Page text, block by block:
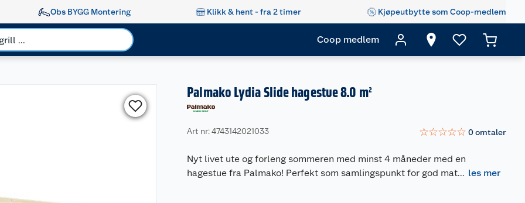
Obs BYGG Montering Klikk & hent - fra 2 timer Kjøpeutbytte som Coop-medlem
Coop medlem
Palmako Lydia Slide hagestue 8.0 m²
Art nr: 4743142021033 ☆☆☆☆☆ 0omtaler
Nyt livet ute og forleng sommeren med minst 4 måneder med en
hagestue fra Palmako! Perfekt som samlingspunkt for god mat... les mer